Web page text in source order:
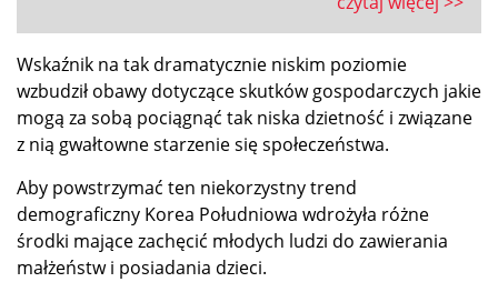
Wskaźnik na tak dramatycznie niskim poziomie
wzbudził obawy dotyczące skutków gospodarczych jakie
mogą za sobą pociągnąć tak niska dzietność i związane
z nią gwałtowne starzenie się społeczeństwa.
Aby powstrzymać ten niekorzystny trend
demograficzny Korea Południowa wdrożyła różne
środki mające zachęcić młodych ludzi do zawierania
małżeństw i posiadania dzieci.